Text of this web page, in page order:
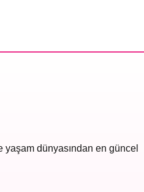
dünyasından en güncel